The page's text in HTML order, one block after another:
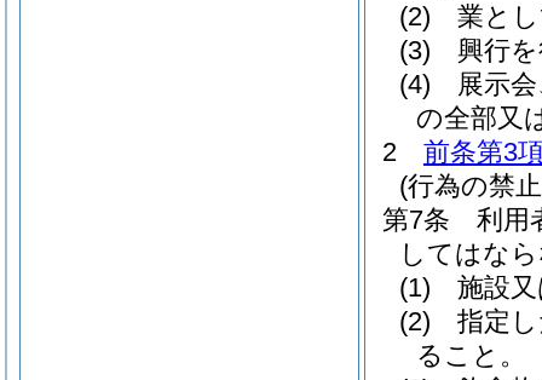
(2)
業と
(3)
興行
(4)
展示
の全部又
2
前条第3
(行為の禁
第7条
利用
してはな
(1)
施設
(2)
指定
ること。